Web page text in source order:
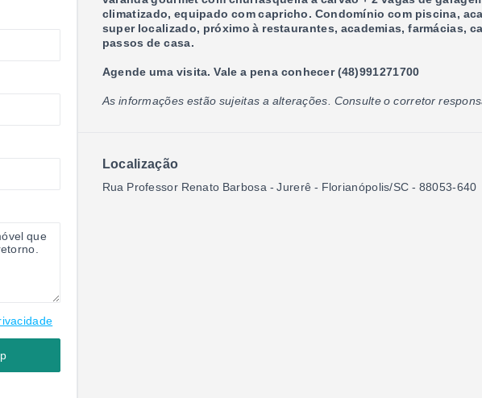
climatizado, equipado com capricho. Condomínio com piscina,
super localizado, próximo à restaurantes, academias, farmácias,
passos de casa.
Agende uma visita. Vale a pena conhecer (48)991271700
As informações estão sujeitas a alterações. Consulte o corretor
Localização
Rua Professor Renato Barbosa - Jurerê - Florianópolis/SC - 88053-640